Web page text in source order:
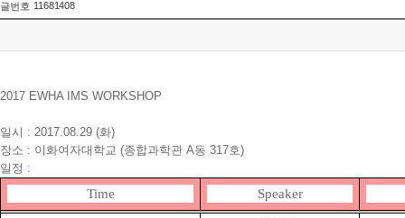
글번호 11681408
2017 EWHA IMS WORKSHOP
일시 : 2017.08.29 (화)
장소 : 이화여자대학교 (종합과학관 A동 317호)
일정 :
Time Speaker